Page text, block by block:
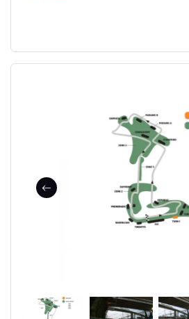
Träning, kval & tävling ingår